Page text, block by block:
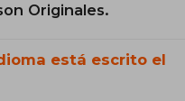
Originales.
está escrito el